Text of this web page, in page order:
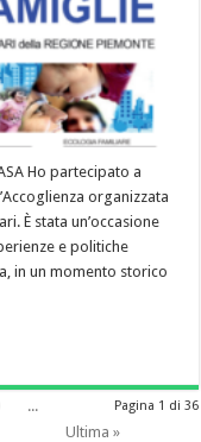
Ho partecipato a
organizzata
È stata un’occasione
e politiche
in un momento storico
Pagina 1 di 36
...
Ultima »